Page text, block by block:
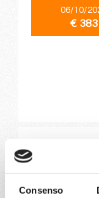
Consenso
06/10/
€ 383
La Romana,